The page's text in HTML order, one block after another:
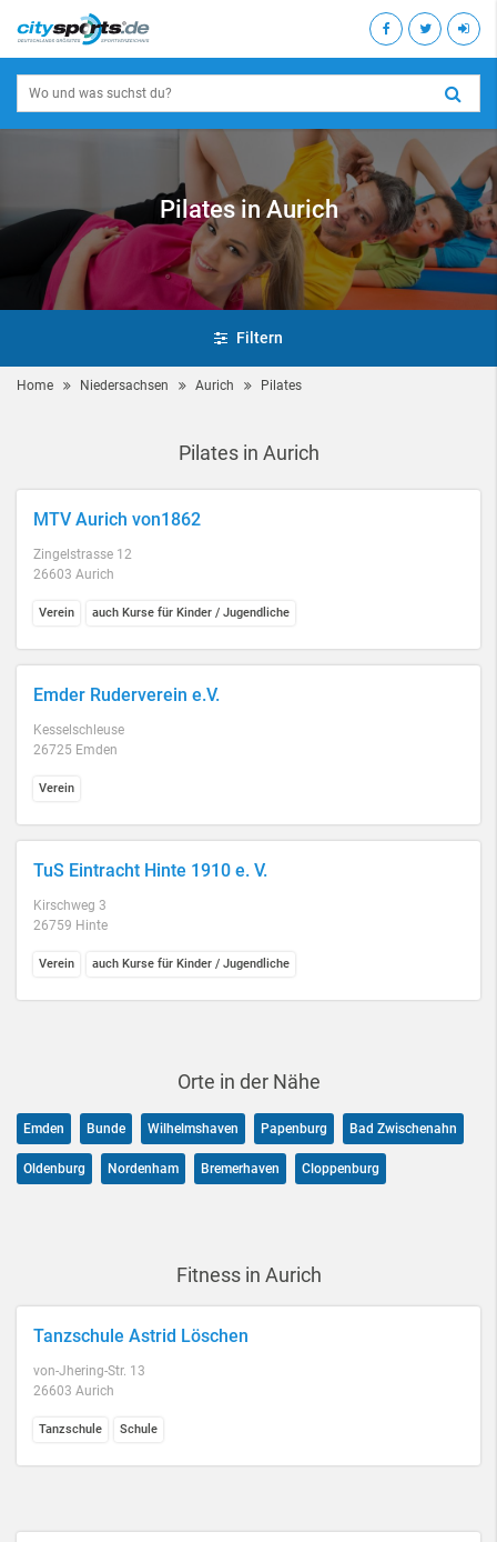
Pilates in Aurich
Filtern
Home Niedersachsen Aurich Pilates
Pilates in Aurich
MTV Aurich von1862
Zingelstrasse 12
26603 Aurich
Verein auch Kurse für Kinder / Jugendliche
Emder Ruderverein e.V.
Kesselschleuse
26725 Emden
Verein
TuS Eintracht Hinte 1910 e. V.
Kirschweg 3
26759 Hinte
Verein auch Kurse für Kinder / Jugendliche
Orte in der Nähe
Emden Bunde Wilhelmshaven Papenburg Bad Zwischenahn
Oldenburg Nordenham Bremerhaven Cloppenburg
Fitness in Aurich
Tanzschule Astrid Löschen
von-Jhering-Str. 13
26603 Aurich
Tanzschule Schule